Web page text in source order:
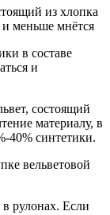
из хлопка
и меньше мнётся
в составе
и
состоящий
материалу, в
40% синтетики.
вельветовой
рулонах. Если